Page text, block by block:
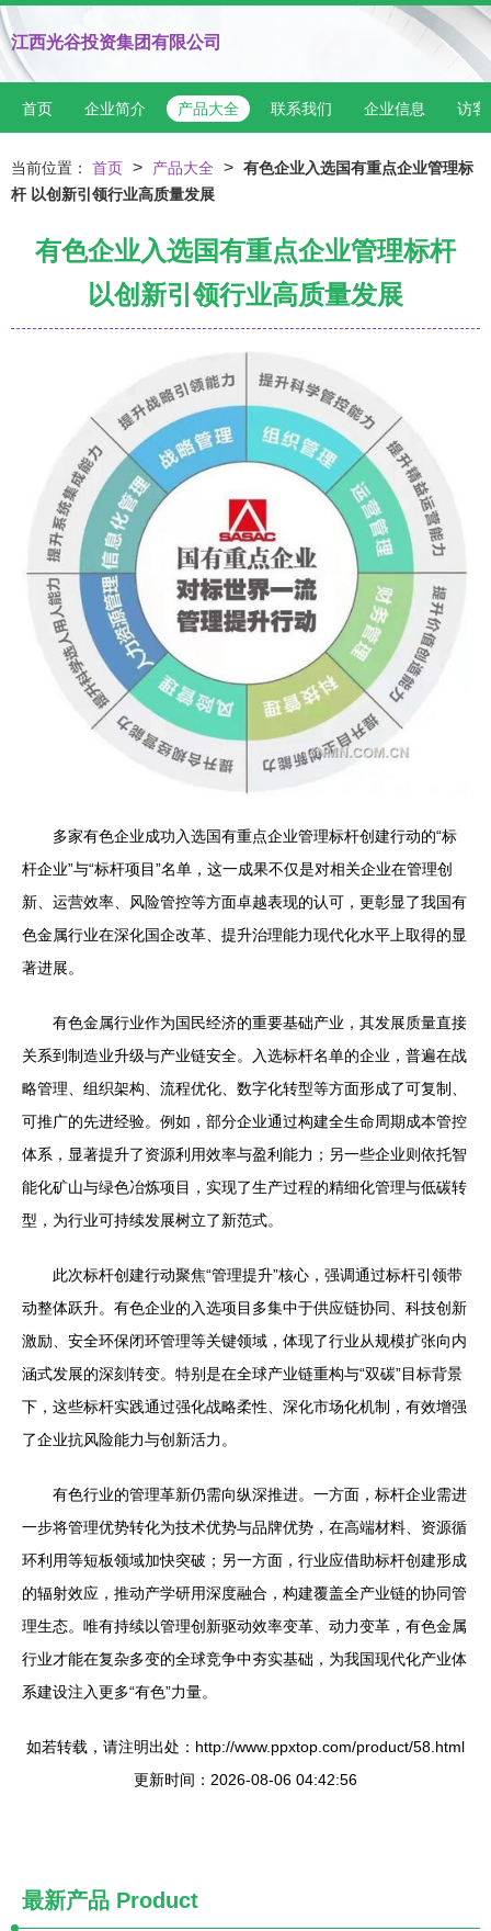
江西光谷投资集团有限公司
首页 企业简介 产品大全 联系我们 企业信息 访客
当前位置： 首页 > 产品大全 > 有色企业入选国有重点企业管理标
杆 以创新引领行业高质量发展
有色企业入选国有重点企业管理标杆
以创新引领行业高质量发展
多家有色企业成功入选国有重点企业管理标杆创建行动的“标
杆企业”与“标杆项目”名单，这一成果不仅是对相关企业在管理创
新、运营效率、风险管控等方面卓越表现的认可，更彰显了我国有
色金属行业在深化国企改革、提升治理能力现代化水平上取得的显
著进展。
有色金属行业作为国民经济的重要基础产业，其发展质量直接
关系到制造业升级与产业链安全。入选标杆名单的企业，普遍在战
略管理、组织架构、流程优化、数字化转型等方面形成了可复制、
可推广的先进经验。例如，部分企业通过构建全生命周期成本管控
体系，显著提升了资源利用效率与盈利能力；另一些企业则依托智
能化矿山与绿色冶炼项目，实现了生产过程的精细化管理与低碳转
型，为行业可持续发展树立了新范式。
此次标杆创建行动聚焦“管理提升”核心，强调通过标杆引领带
动整体跃升。有色企业的入选项目多集中于供应链协同、科技创新
激励、安全环保闭环管理等关键领域，体现了行业从规模扩张向内
涵式发展的深刻转变。特别是在全球产业链重构与“双碳”目标背景
下，这些标杆实践通过强化战略柔性、深化市场化机制，有效增强
了企业抗风险能力与创新活力。
有色行业的管理革新仍需向纵深推进。一方面，标杆企业需进
一步将管理优势转化为技术优势与品牌优势，在高端材料、资源循
环利用等短板领域加快突破；另一方面，行业应借助标杆创建形成
的辐射效应，推动产学研用深度融合，构建覆盖全产业链的协同管
理生态。唯有持续以管理创新驱动效率变革、动力变革，有色金属
行业才能在复杂多变的全球竞争中夯实基础，为我国现代化产业体
系建设注入更多“有色”力量。
如若转载，请注明出处：http://www.ppxtop.com/product/58.html
更新时间：2026-08-06 04:42:56
最新产品 Product